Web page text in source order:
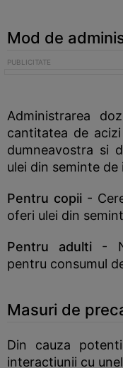
Mod de
Administrarea
cantitatea de
dumneavostra si
ulei din seminte de
Pentru copii-
oferi ulei din
Pentru adulti -
pentru consumul
Masuri de
Din cauza
interactiunii cu